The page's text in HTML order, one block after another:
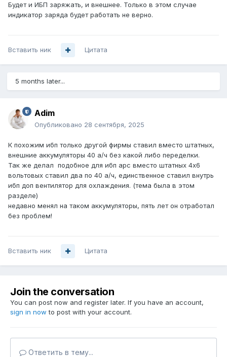
Будет и ИБП заряжать, и внешнее. Только в этом случае
индикатор заряда будет работать не верно.
Вставить ник Цитата
5 months later...
Adim
Опубликовано 28 сентября, 2025
К похожим ибп только другой фирмы ставил вместо штатных,
внешние аккумуляторы 40 а/ч без какой либо переделки.
Так же делал подобное для ибп apc вместо штатных 4х6
вольтовых ставил два по 40 а/ч, единственное ставил внутрь
ибп доп вентилятор для охлаждения. (тема была в этом
разделе)
недавно менял на таком аккумуляторы, пять лет он отработал
без проблем!
Вставить ник Цитата
Join the conversation
You can post now and register later. If you have an account,
sign in now to post with your account.
Ответить в тему...